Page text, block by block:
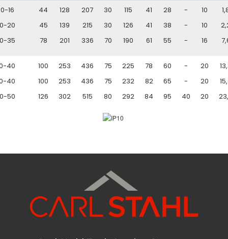
0-16
20
35
44
45
78
128
139
201
207
215
336
30
30
70
115
126
190
41
41
61
28
38
55
-
-
-
10
10
16
40
40
50
100
100
126
253
253
302
436
436
515
75
75
80
225
232
292
78
82
84
60
65
95
-
-
40
20
20
20